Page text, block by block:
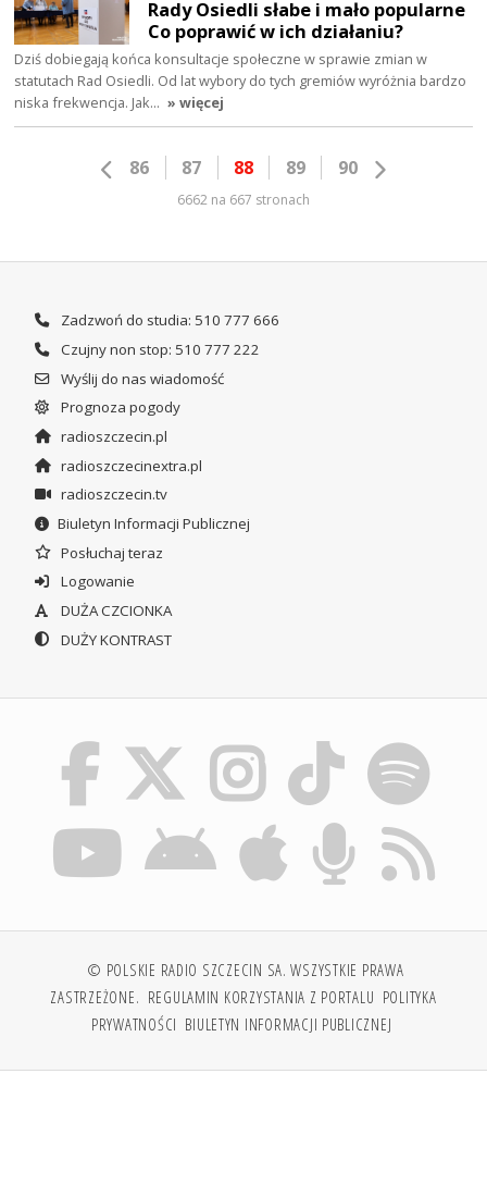
Rady Osiedli słabe i mało popularne
Co poprawić w ich działaniu?
Dziś dobiegają końca konsultacje społeczne w sprawie zmian w
statutach Rad Osiedli. Od lat wybory do tych gremiów wyróżnia bardzo
niska frekwencja. Jak… » więcej
86 87 88 89 90
6662 na 667 stronach
Zadzwoń do studia: 510 777 666
Czujny non stop: 510 777 222
Wyślij do nas wiadomość
Prognoza pogody
radioszczecin.pl
radioszczecinextra.pl
radioszczecin.tv
Biuletyn Informacji Publicznej
Posłuchaj teraz
Logowanie
DUŻA CZCIONKA
DUŻY KONTRAST
© POLSKIE RADIO SZCZECIN SA. WSZYSTKIE PRAWA
ZASTRZEŻONE. REGULAMIN KORZYSTANIA Z PORTALU POLITYKA
PRYWATNOŚCI BIULETYN INFORMACJI PUBLICZNEJ